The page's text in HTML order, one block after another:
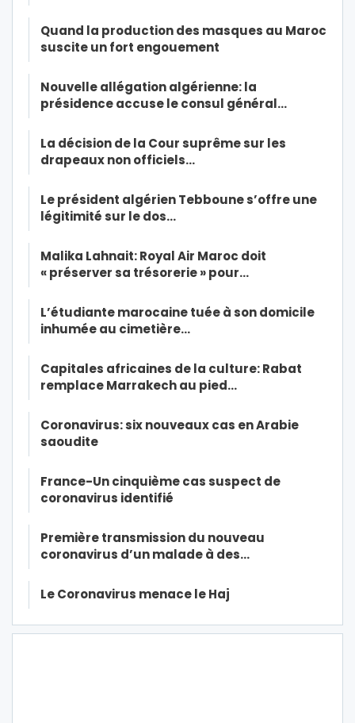
Quand la production des masques au Maroc
suscite un fort engouement
Nouvelle allégation algérienne: la
présidence accuse le consul général…
La décision de la Cour suprême sur les
drapeaux non officiels…
Le président algérien Tebboune s’offre une
légitimité sur le dos…
Malika Lahnait: Royal Air Maroc doit
« préserver sa trésorerie » pour…
L’étudiante marocaine tuée à son domicile
inhumée au cimetière…
Capitales africaines de la culture: Rabat
remplace Marrakech au pied…
Coronavirus: six nouveaux cas en Arabie
saoudite
France-Un cinquième cas suspect de
coronavirus identifié
Première transmission du nouveau
coronavirus d’un malade à des…
Le Coronavirus menace le Haj